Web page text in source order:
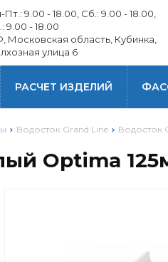
Пт.: 9.00 - 18.00, Сб.: 9.00 - 18.00,
9.00 - 18.00
Московская область, Кубинка,
улица 6
РАСЧЕТ ИЗДЕЛИЙ
Водосток Grand Line Водосток
Optima